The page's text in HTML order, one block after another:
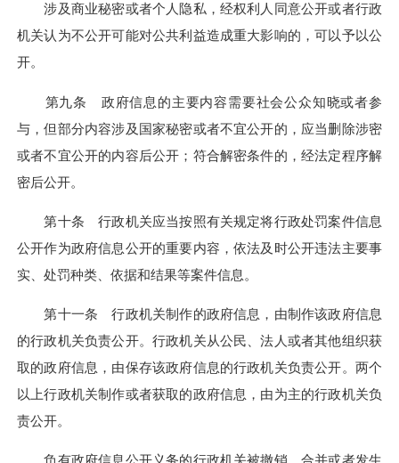
涉及商业秘密或者个人隐私，经权利人同意公开或者行政
机关认为不公开可能对公共利益造成重大影响的，可以予以公
开。
第九条 政府信息的主要内容需要社会公众知晓或者参
与，但部分内容涉及国家秘密或者不宜公开的，应当删除涉密
或者不宜公开的内容后公开；符合解密条件的，经法定程序解
密后公开。
第十条 行政机关应当按照有关规定将行政处罚案件信息
公开作为政府信息公开的重要内容，依法及时公开违法主要事
实、处罚种类、依据和结果等案件信息。
第十一条 行政机关制作的政府信息，由制作该政府信息
的行政机关负责公开。行政机关从公民、法人或者其他组织获
取的政府信息，由保存该政府信息的行政机关负责公开。两个
以上行政机关制作或者获取的政府信息，由为主的行政机关负
责公开。